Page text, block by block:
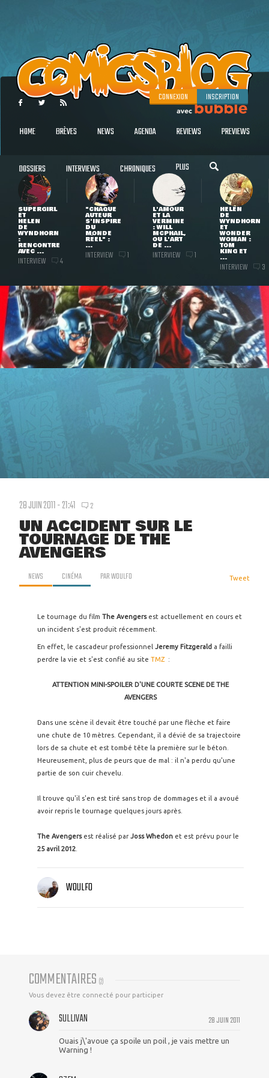
CONNEXION INSCRIPTION
HOME BRÈVES NEWS AGENDA REVIEWS PREVIEWS
DOSSIERS INTERVIEWS CHRONIQUES PLUS
SUPERGIRL
ET
HELEN
DE
WYNDHORN
:
RENCONTRE
AVEC ...
INTERVIEW 4
"CHAQUE
AUTEUR
S'INSPIRE
DU
MONDE
RÉEL" :
...
INTERVIEW 1
L'AMOUR
ET LA
VERMINE
: WILL
MCPHAIL,
OU L'ART
DE ...
INTERVIEW 1
HELEN
DE
WYNDHORN
ET
WONDER
WOMAN :
TOM
KING ET
...
INTERVIEW 3
28 JUIN 2011 - 21:41 2
UN ACCIDENT SUR LE
TOURNAGE DE THE
AVENGERS
NEWS CINÉMA PARWOULFO Tweet
Le tournage du film The Avengers est actuellement en cours et
un incident s'est produit récemment.
En effet, le cascadeur professionnel Jeremy Fitzgerald a failli
perdre la vie et s'est confié au site TMZ :
ATTENTION MINI-SPOILER D'UNE COURTE SCENE DE THE
AVENGERS
Dans une scène il devait être touché par une flèche et faire
une chute de 10 mètres. Cependant, il a dévié de sa trajectoire
lors de sa chute et est tombé tête la première sur le béton.
Heureusement, plus de peurs que de mal : il n'a perdu qu'une
partie de son cuir chevelu.
Il trouve qu'il s'en est tiré sans trop de dommages et il a avoué
avoir repris le tournage quelques jours après.
The Avengers est réalisé parJoss Whedon et est prévu pour le
25 avril 2012
WOULFO
COMMENTAIRES (2)
Vous devez être connecté pour participer
28 JUIN 2011
SULLIVAN
Ouais j\'avoue ça spoile un poil , je vais mettre un
Warning !